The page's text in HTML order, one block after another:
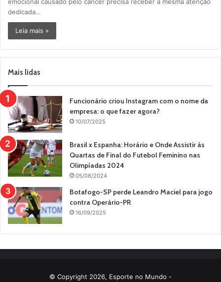
dedicada…
Leia mais »
Mais lidas
Funcionário criou Instagram com o nome da
empresa: o que fazer agora?
10/07/2025
Brasil x Espanha: Horário e Onde Assistir às
Quartas de Final do Futebol Feminino nas
Olimpíadas 2024
05/08/2024
Botafogo-SP perde Leandro Maciel para jogo
contra Operário-PR
16/09/2025
© Copyright 2026, Esporte no Mundo -